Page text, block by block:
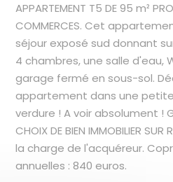
APPARTEMENT T5 DE 95 m²
COMMERCES. Cet
séjour exposé sud donnant
4 chambres, une salle d'eau,
garage fermé en sous-sol.
appartement dans une
verdure ! A voir absolument !
CHOIX DE BIEN IMMOBILIER
la charge de l'acquéreur.
annuelles : 840 euros.